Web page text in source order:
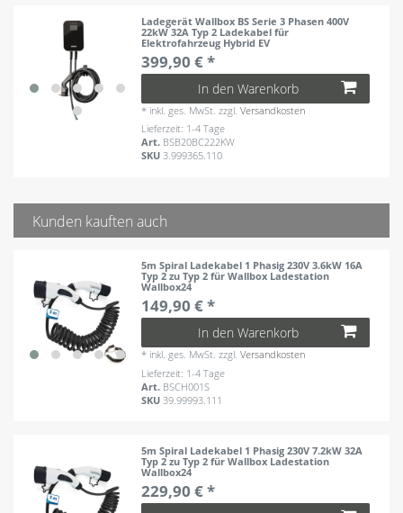
Ladegerät Wallbox BS Serie 3 Phasen 400V
22kW 32A Typ 2 Ladekabel für
Elektrofahrzeug Hybrid EV
399,90 € *
In den Warenkorb
* inkl. ges. MwSt. zzgl.Versandkosten
Lieferzeit: 1-4 Tage
Art. BSB20BC222KW
SKU3.999365.110
Kunden kauften auch
5m Spiral Ladekabel 1 Phasig 230V 3.6kW 16A
Typ 2 zu Typ 2 für Wallbox Ladestation
Wallbox24
149,90 € *
In den Warenkorb
* inkl. ges. MwSt. zzgl.Versandkosten
Lieferzeit: 1-4 Tage
Art. BSCH001S
SKU 39.99993.111
5m Spiral Ladekabel 1 Phasig 230V 7.2kW 32A
Typ 2 zu Typ 2 für Wallbox Ladestation
Wallbox24
229,90 € *